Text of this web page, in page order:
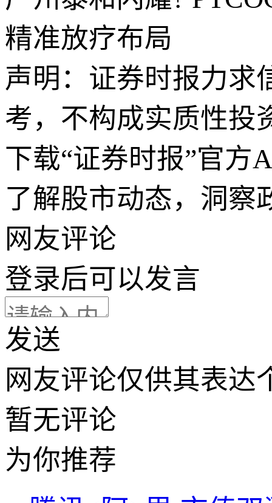
精准放疗布局
声明：证券时报力求
考，不构成实质性投
下载“证券时报”官方
了解股市动态，洞察
网友评论
登录后可以发言
发送
网友评论仅供其表达
暂无评论
为你推荐